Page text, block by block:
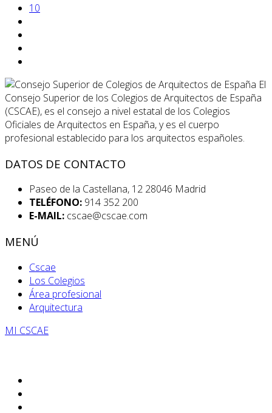
10
El
Consejo Superior de los Colegios de Arquitectos de España
(CSCAE), es el consejo a nivel estatal de los Colegios
Oficiales de Arquitectos en España, y es el cuerpo
profesional establecido para los arquitectos españoles.
DATOS DE CONTACTO
Paseo de la Castellana, 12 28046 Madrid
TELÉFONO: 914 352 200
E-MAIL: cscae@cscae.com
MENÚ
Cscae
Los Colegios
Área profesional
Arquitectura
MI CSCAE